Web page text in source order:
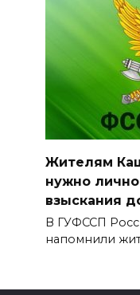
Жителям
нужно
взыскания
В ГУФССП
напомнили